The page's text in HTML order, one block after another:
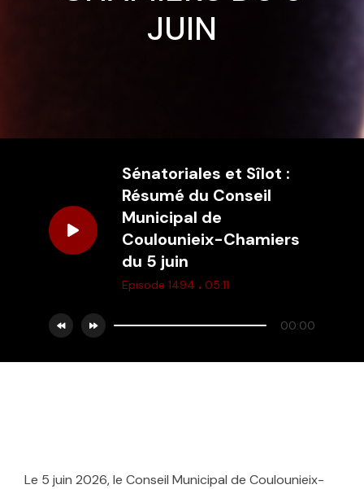
JUIN
Sénatoriales et Sîlot :
Résumé du Conseil
Municipal de
Coulounieix-Chamiers
du 5 juin
Episode 1494 . 05:11
00:00
Le 5 juin 2026, le Conseil Municipal de Coulounieix-